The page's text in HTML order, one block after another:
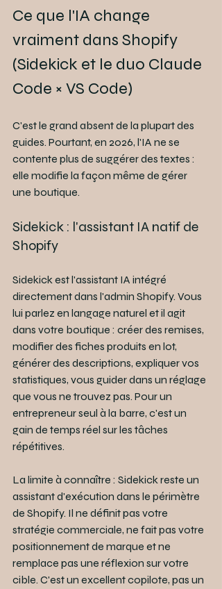
Ce que l'IA change
vraiment dans Shopify
(Sidekick et le duo Claude
Code × VS Code)
C'est le grand absent de la plupart des
guides. Pourtant, en 2026, l'IA ne se
contente plus de suggérer des textes :
elle modifie la façon même de gérer
une boutique.
Sidekick : l'assistant IA natif de
Shopify
Sidekick est l'assistant IA intégré
directement dans l'admin Shopify. Vous
lui parlez en langage naturel et il agit
dans votre boutique : créer des remises,
modifier des fiches produits en lot,
générer des descriptions, expliquer vos
statistiques, vous guider dans un réglage
que vous ne trouvez pas. Pour un
entrepreneur seul à la barre, c'est un
gain de temps réel sur les tâches
répétitives.
La limite à connaître : Sidekick reste un
assistant d'exécution dans le périmètre
de Shopify. Il ne définit pas votre
stratégie commerciale, ne fait pas votre
positionnement de marque et ne
remplace pas une réflexion sur votre
cible. C'est un excellent copilote, pas un